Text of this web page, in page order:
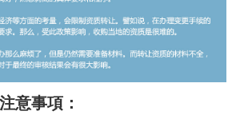
意事項：